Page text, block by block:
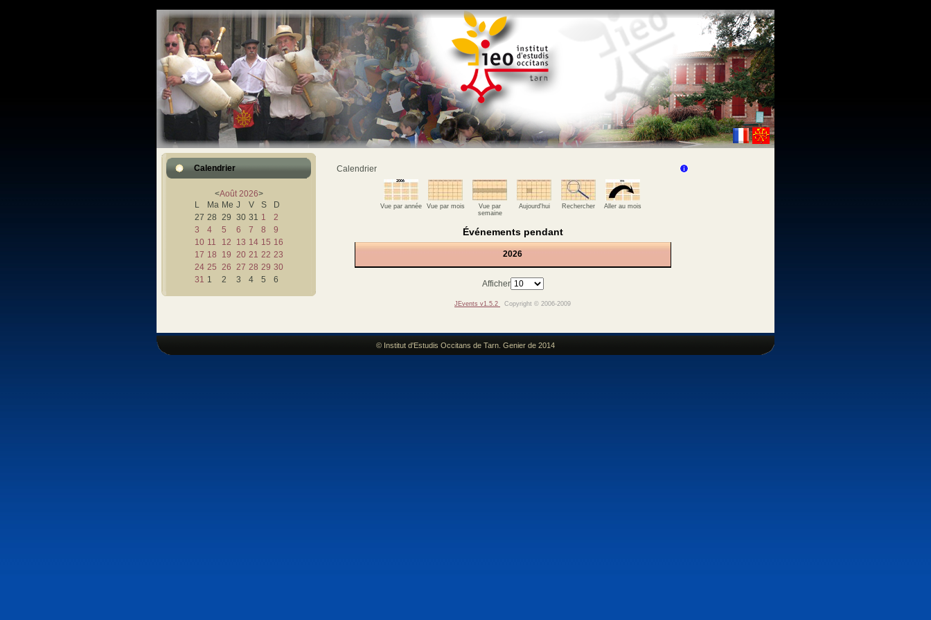
Calendrier
<Août 2026>
L
Ma Me J V S
D
27 28 29 30 31 1
2
3
4 5 6 7 8
9
10 11 12 13 14 15 16
17 18 19 20 21 22 23
24 25 26 27 28 29 30
31 1 2 3 4 5 6
Calendrier
Vue par année Vue par mois
Vue par
semaine
Aujourd'hui Rechercher Aller au mois
Événements pendant
2026
Afficher
JEvents v1.5.2 Copyright © 2006-2009
© Institut d'Estudis Occitans de Tarn. Genier de 2014